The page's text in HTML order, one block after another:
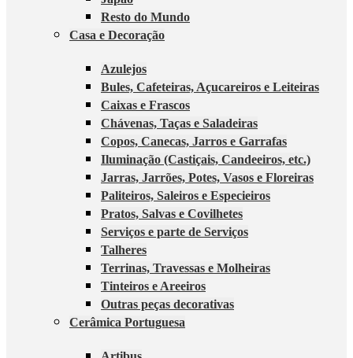
Resto do Mundo
Casa e Decoração
Azulejos
Bules, Cafeteiras, Açucareiros e Leiteiras
Caixas e Frascos
Chávenas, Taças e Saladeiras
Copos, Canecas, Jarros e Garrafas
Iluminação (Castiçais, Candeeiros, etc.)
Jarras, Jarrões, Potes, Vasos e Floreiras
Paliteiros, Saleiros e Especieiros
Pratos, Salvas e Covilhetes
Serviços e parte de Serviços
Talheres
Terrinas, Travessas e Molheiras
Tinteiros e Areeiros
Outras peças decorativas
Cerâmica Portuguesa